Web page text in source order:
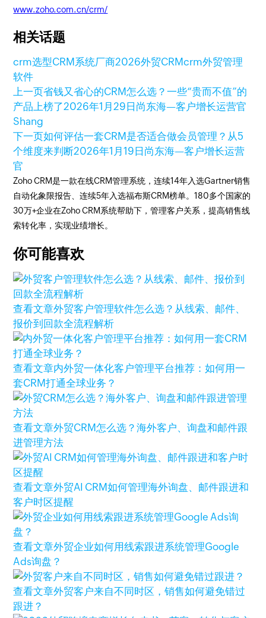
www.zoho.com.cn/crm/
相关话题
crm选型CRM系统厂商2026外贸CRMcrm外贸管理
软件
上一页省钱又省心的CRM怎么选？一些“贵而不值”的
产品上榜了2026年1月29日 尚东海—客户增长运营官
Shang
下一页如何评估一套CRM是否适合做会员管理？从5
个维度来判断2026年1月19日 尚东海—客户增长运营
官
Zoho CRM是一款在线CRM管理系统，连续14年入选Gartner销售
自动化象限报告、连续5年入选福布斯CRM榜单。180多个国家的
30万+企业在Zoho CRM系统帮助下，管理客户关系，提高销售线
索转化率，实现业绩增长。
你可能喜欢
查看文章外贸客户管理软件怎么选？从线索、邮件、
报价到回款全流程解析
查看文章内外贸一体化客户管理平台推荐：如何用一
套CRM打通全球业务？
查看文章外贸CRM怎么选？海外客户、询盘和邮件跟
进管理方法
查看文章外贸AI CRM如何管理海外询盘、邮件跟进和
客户时区提醒
查看文章外贸企业如何用线索跟进系统管理Google
Ads询盘？
查看文章外贸客户来自不同时区，销售如何避免错过
跟进？